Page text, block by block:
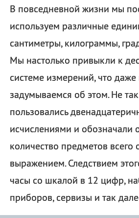
В повседневной жизни мы
используем различные
сантиметры, килограммы,
Мы настолько привыкли к
системе измерений, что даже
задумываемся об этом. Не
пользовались
исчислениями и обозначали
количество предметов всего
выражением. Следствием
часы со шкалой в 12 цифр,
приборов, сервизы и так